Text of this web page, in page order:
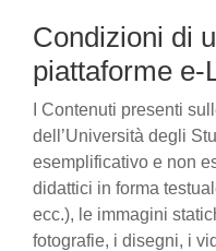
Condizioni di
piattaforme e-
I Contenuti presenti
dell’Università degli
esemplificativo e non
didattici in forma
ecc.), le immagini
fotografie, i disegni, i